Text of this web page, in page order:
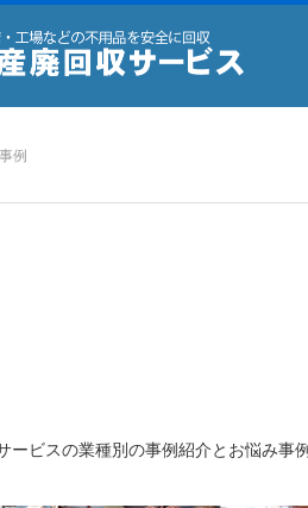
例
ービスの業種別の事例紹介とお悩み事